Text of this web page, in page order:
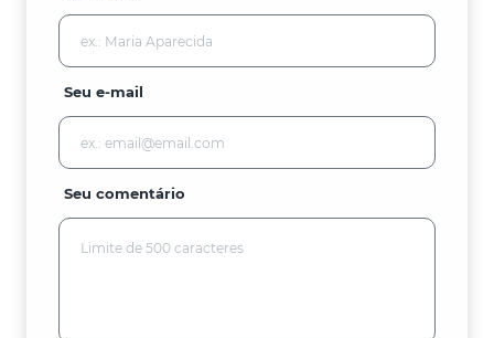
Seu e-mail
Seu comentário